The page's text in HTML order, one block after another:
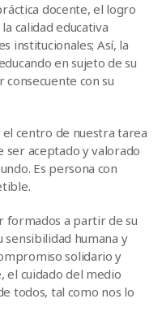
docente, el logro
calidad educativa
institucionales; Así, la
en sujeto de su
con su
el centro de nuestra tarea
ser aceptado y valorado
Es persona con
formados a partir de su
sensibilidad humana y
solidario y
el cuidado del medio
todos, tal como nos lo